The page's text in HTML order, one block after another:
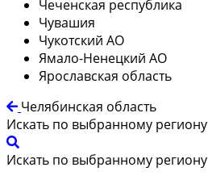
Чеченская республика
Чувашия
Чукотский АО
Ямало-Ненецкий АО
Ярославская область
Челябинская область
Искать по выбранному региону
Искать по выбранному региону